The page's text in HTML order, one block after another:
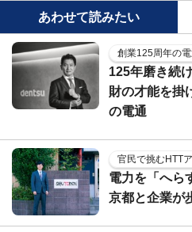
あわせて読みたい
創業125周年の
125年磨き続
財の才能を掛
の電通
官民で挑むHTT
電力を「へら
京都と企業が